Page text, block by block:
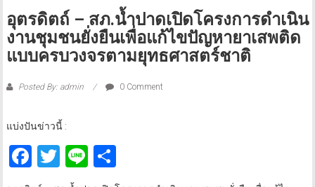
อุตรดิตถ์ – สภ.น้ำปาดเปิดโครงการดำเนิน
งานชุมชนยั่งยืนเพื่อแก้ไขปัญหายาเสพติด
แบบครบวงจรตามยุทธศาสตร์ชาติ
Posted By: admin 0 Comment
แบ่งปันข่าวนี้ :
Facebook
Twitter
LineShare